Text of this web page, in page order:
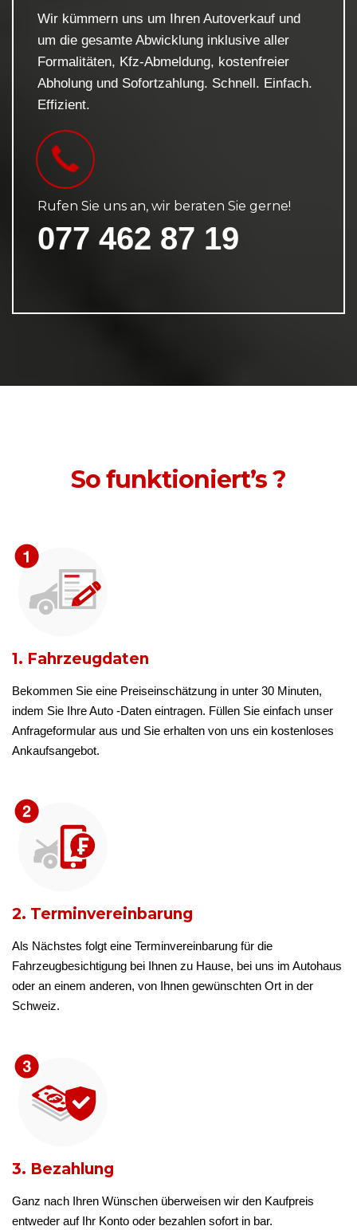
Wir kümmern uns um Ihren Autoverkauf und
um die gesamte Abwicklung inklusive aller
Formalitäten, Kfz-Abmeldung, kostenfreier
Abholung und Sofortzahlung. Schnell. Einfach.
Effizient.
Rufen Sie uns an, wir beraten Sie gerne!
077 462 87 19
So funktioniert’s ?
1. Fahrzeugdaten
Bekommen Sie eine Preiseinschätzung in unter 30 Minuten,
indem Sie Ihre Auto -Daten eintragen. Füllen Sie einfach unser
Anfrageformular aus und Sie erhalten von uns ein kostenloses
Ankaufsangebot.
2. Terminvereinbarung
Als Nächstes folgt eine Terminvereinbarung für die
Fahrzeugbesichtigung bei Ihnen zu Hause, bei uns im Autohaus
oder an einem anderen, von Ihnen gewünschten Ort in der
Schweiz.
3. Bezahlung
Ganz nach Ihren Wünschen überweisen wir den Kaufpreis
entweder auf Ihr Konto oder bezahlen sofort in bar.